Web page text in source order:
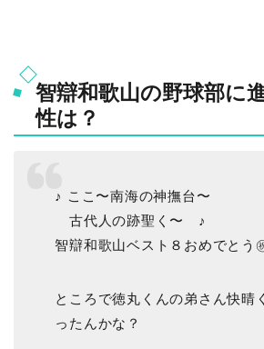
智辯和歌山の野球部に
性は？
♪ ここ〜南海の神撫台〜
古代人の跡聖く〜 ♪
智辯和歌山ベスト８おめでとう
ところで徳丸くんの弟さん快晴
ったんかな？